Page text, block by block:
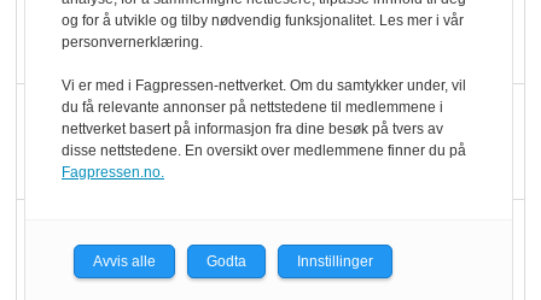
økologisk i butikkhylla
Kolonihagen sliter
med å få tak i nok melk
Rapport: Økokundene
er klare! Er markedet
og for å utvikle og tilby nødvendig funksjonalitet. Les mer i vår
personvernerklæring.
Vi er med i Fagpressen-nettverket. Om du samtykker under, vil
du få relevante annonser på nettstedene til medlemmene i
nettverket basert på informasjon fra dine besøk på tvers av
disse nettstedene. En oversikt over medlemmene finner du på
Fagpressen.no.
Avvis alle Godta Innstillinger